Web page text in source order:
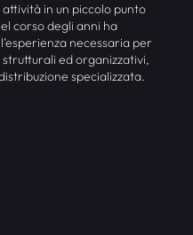
attività in un piccolo punto
corso degli anni ha
necessaria per
ed organizzativi,
specializzata.